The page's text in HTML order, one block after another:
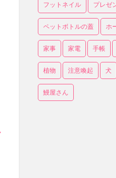
フットネイル プレゼ
ペットボトルの蓋 ホ
家事 家電 手帳
植物 注意喚起 犬
鰻屋さん